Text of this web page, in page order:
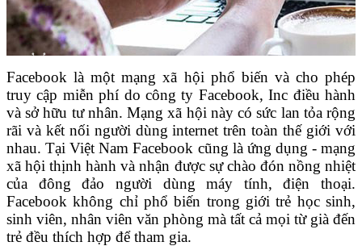
Facebook là một mạng xã hội phổ biến và cho phép
truy cập miễn phí do công ty Facebook, Inc điều hành
và sở hữu tư nhân. Mạng xã hội này có sức lan tỏa rộng
rãi và kết nối người dùng internet trên toàn thế giới với
nhau. Tại Việt Nam Facebook cũng là ứng dụng - mạng
xã hội thịnh hành và nhận được sự chào đón nồng nhiệt
của đông đảo người dùng máy tính, điện thoại.
Facebook không chỉ phổ biến trong giới trẻ học sinh,
sinh viên, nhân viên văn phòng mà tất cả mọi từ già đến
trẻ đều thích hợp để tham gia.